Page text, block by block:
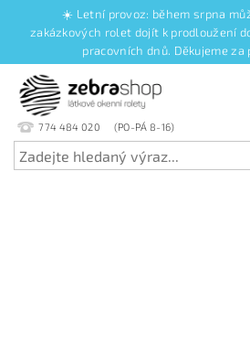
☀️ Letní provoz: během srpna
zakázkových rolet dojít k prodloužení
pracovních dnů. Děkujeme za
774 484 020